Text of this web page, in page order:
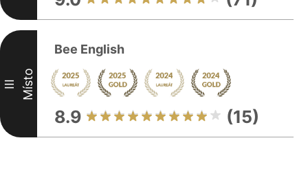
III Místo
Bee English
8.9 (15)